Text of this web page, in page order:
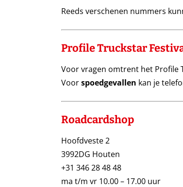
Reeds verschenen nummers
Profile Truckstar
Voor vragen omtrent het Profile
Voorspoedgevallen kan je
Roadcardshop
Hoofdveste 2
3992DG Houten
+31 346 28 48 48
ma t/m vr 10.00 – 17.00 uur